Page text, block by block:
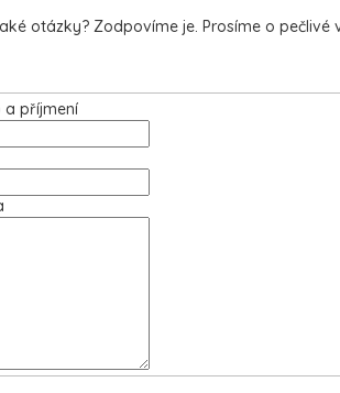
otázky? Zodpovíme je. Prosíme o pečlivé
a příjmení